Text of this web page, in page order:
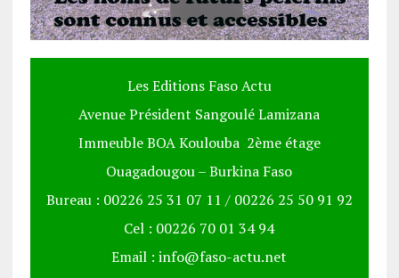
Les Editions Faso Actu
Avenue Président Sangoulé Lamizana
Immeuble BOA Koulouba 2ème étage
Ouagadougou – Burkina Faso
Bureau : 00226 25 31 07 11 / 00226 25 50 91 92
Cel : 00226 70 01 34 94
Email : info@faso-actu.net